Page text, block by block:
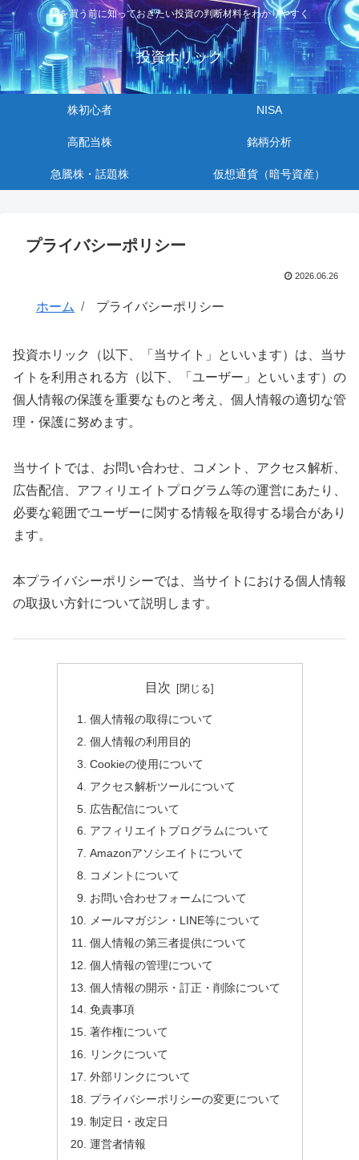
株を買う前に知っておきたい投資の判断材料をわかりやすく
投資ホリック
株初心者 NISA
高配当株 銘柄分析
急騰株・話題株 仮想通貨（暗号資産）
プライバシーポリシー
2026.06.26
ホーム プライバシーポリシー
投資ホリック（以下、「当サイト」といいます）は、当サ
イトを利用される方（以下、「ユーザー」といいます）の
個人情報の保護を重要なものと考え、個人情報の適切な管
理・保護に努めます。
当サイトでは、お問い合わせ、コメント、アクセス解析、
広告配信、アフィリエイトプログラム等の運営にあたり、
必要な範囲でユーザーに関する情報を取得する場合があり
ます。
本プライバシーポリシーでは、当サイトにおける個人情報
の取扱い方針について説明します。
目次
個人情報の取得について
個人情報の利用目的
Cookieの使用について
アクセス解析ツールについて
広告配信について
アフィリエイトプログラムについて
Amazonアソシエイトについて
コメントについて
お問い合わせフォームについて
メールマガジン・LINE等について
個人情報の第三者提供について
個人情報の管理について
個人情報の開示・訂正・削除について
免責事項
著作権について
リンクについて
外部リンクについて
プライバシーポリシーの変更について
制定日・改定日
運営者情報